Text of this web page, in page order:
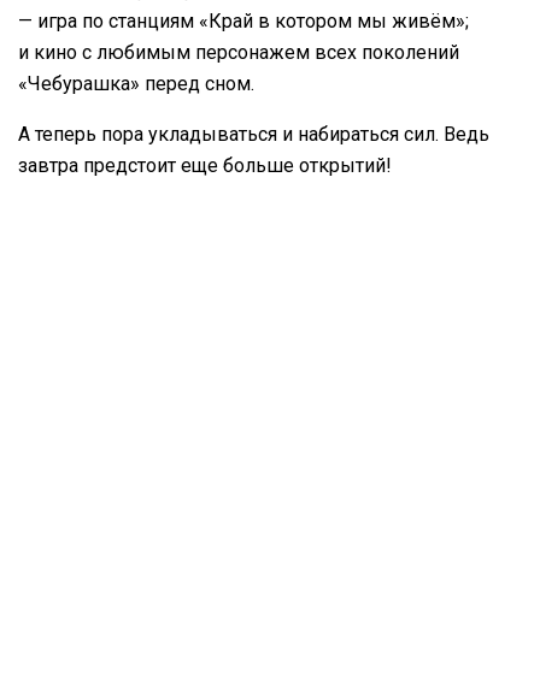
— игра по станциям «Край в котором мы живём»;
и кино с любимым персонажем всех поколений
«Чебурашка» перед сном.
А теперь пора укладываться и набираться сил. Ведь
завтра предстоит еще больше открытий!